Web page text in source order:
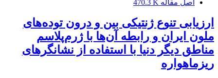
اصل مقاله 470.3 K
ارزیابی تنوع ژنتیکی بین و درون توده‌های
ملون ایران و رابطه آن‌ها با ژرم‌پلاسم
مناطق دیگر دنیا با استفاده از نشانگرهای
ریزماهواره